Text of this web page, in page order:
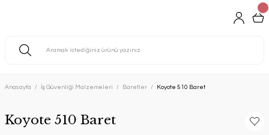
Anasayfa İş Güvenliği Malzemeleri Baretler Koyote 510 Baret
Koyote 510 Baret